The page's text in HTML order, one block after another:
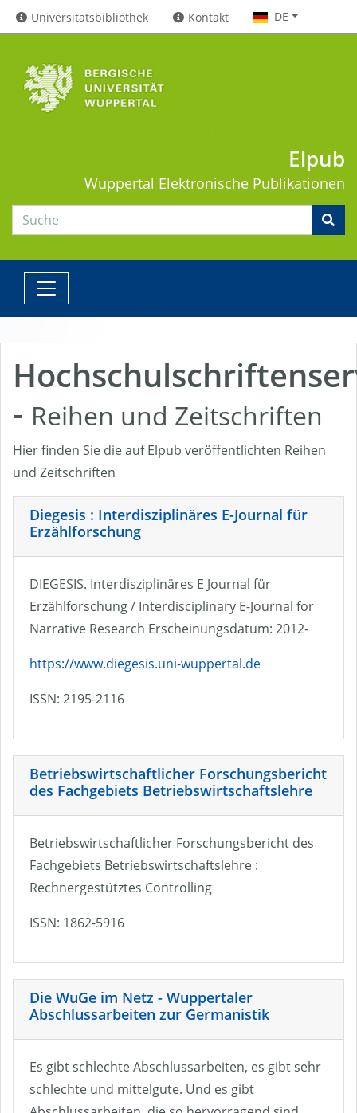
Universitätsbibliothek Kontakt DE
Elpub
Wuppertal Elektronische Publikationen
- Reihen und Zeitschriften
Hier finden Sie die auf Elpub veröffentlichten Reihen
und Zeitschriften
Diegesis : Interdisziplinäres E-Journal für
Erzählforschung
DIEGESIS. Interdisziplinäres E Journal für
Erzählforschung / Interdisciplinary E-Journal for
Narrative Research Erscheinungsdatum: 2012-
https://www.diegesis.uni-wuppertal.de
ISSN: 2195-2116
Betriebswirtschaftlicher Forschungsbericht
des Fachgebiets Betriebswirtschaftslehre
Betriebswirtschaftlicher Forschungsbericht des
Fachgebiets Betriebswirtschaftslehre :
Rechnergestütztes Controlling
ISSN: 1862-5916
Die WuGe im Netz - Wuppertaler
Abschlussarbeiten zur Germanistik
Es gibt schlechte Abschlussarbeiten, es gibt sehr
schlechte und mittelgute. Und es gibt